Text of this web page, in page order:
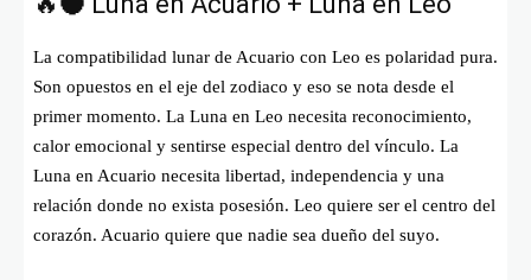
La compatibilidad lunar de Acuario con Leo es polaridad pura.
Son opuestos en el eje del zodiaco y eso se nota desde el
primer momento. La Luna en Leo necesita reconocimiento,
calor emocional y sentirse especial dentro del vínculo. La
Luna en Acuario necesita libertad, independencia y una
relación donde no exista posesión. Leo quiere ser el centro del
corazón. Acuario quiere que nadie sea dueño del suyo.